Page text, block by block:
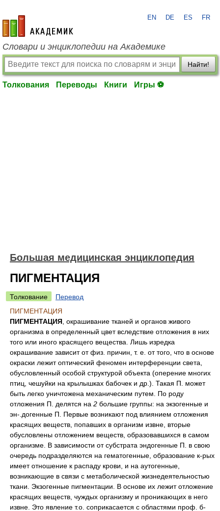
academic.ru
EN DE ES FR
Словари и энциклопедии на Академике
Найти!
Толкования Переводы Книги Игры ⚽
Большая медицинская энциклопедия
ПИГМЕНТАЦИЯ
Толкование
Перевод
ПИГМЕНТАЦИЯ
ПИГМЕНТАЦИЯ , окрашивание тканей и органов живого
организма в определенный цвет вследствие отложения в них
того или иного красящего вещества. Лишь изредка
окрашивание зависит от физ. причин, т. е. от того, что в основе
окраски лежит оптический феномен интерференции света,
обусловленный особой структурой объекта (оперение многих
птиц, чешуйки на крылышках бабочек и др.). Такая П. может
быть легко уничтожена механическим путем. По роду
отложения П. делятся на 2 большие группы: на экзогенные и
эн-.догенные П. Первые возникают под влиянием отложения
красящих веществ, попавших в организм извне, вторые
обусловлены отложением веществ, образовавшихся в самом
организме. В зависимости от субстрата эндогенные П. в свою
очередь подразделяются на гематогенные, образование к-рых
имеет отношение к распаду крови, и на аутогенные,
возникающие в связи с метаболической жизнедеятельностью
ткани. Экзогенные пигментации. В основе их лежит отложение
красящих веществ, чуждых организму и проникающих в него
извне. Это явление т.о. соприкасается с областями проф. б-